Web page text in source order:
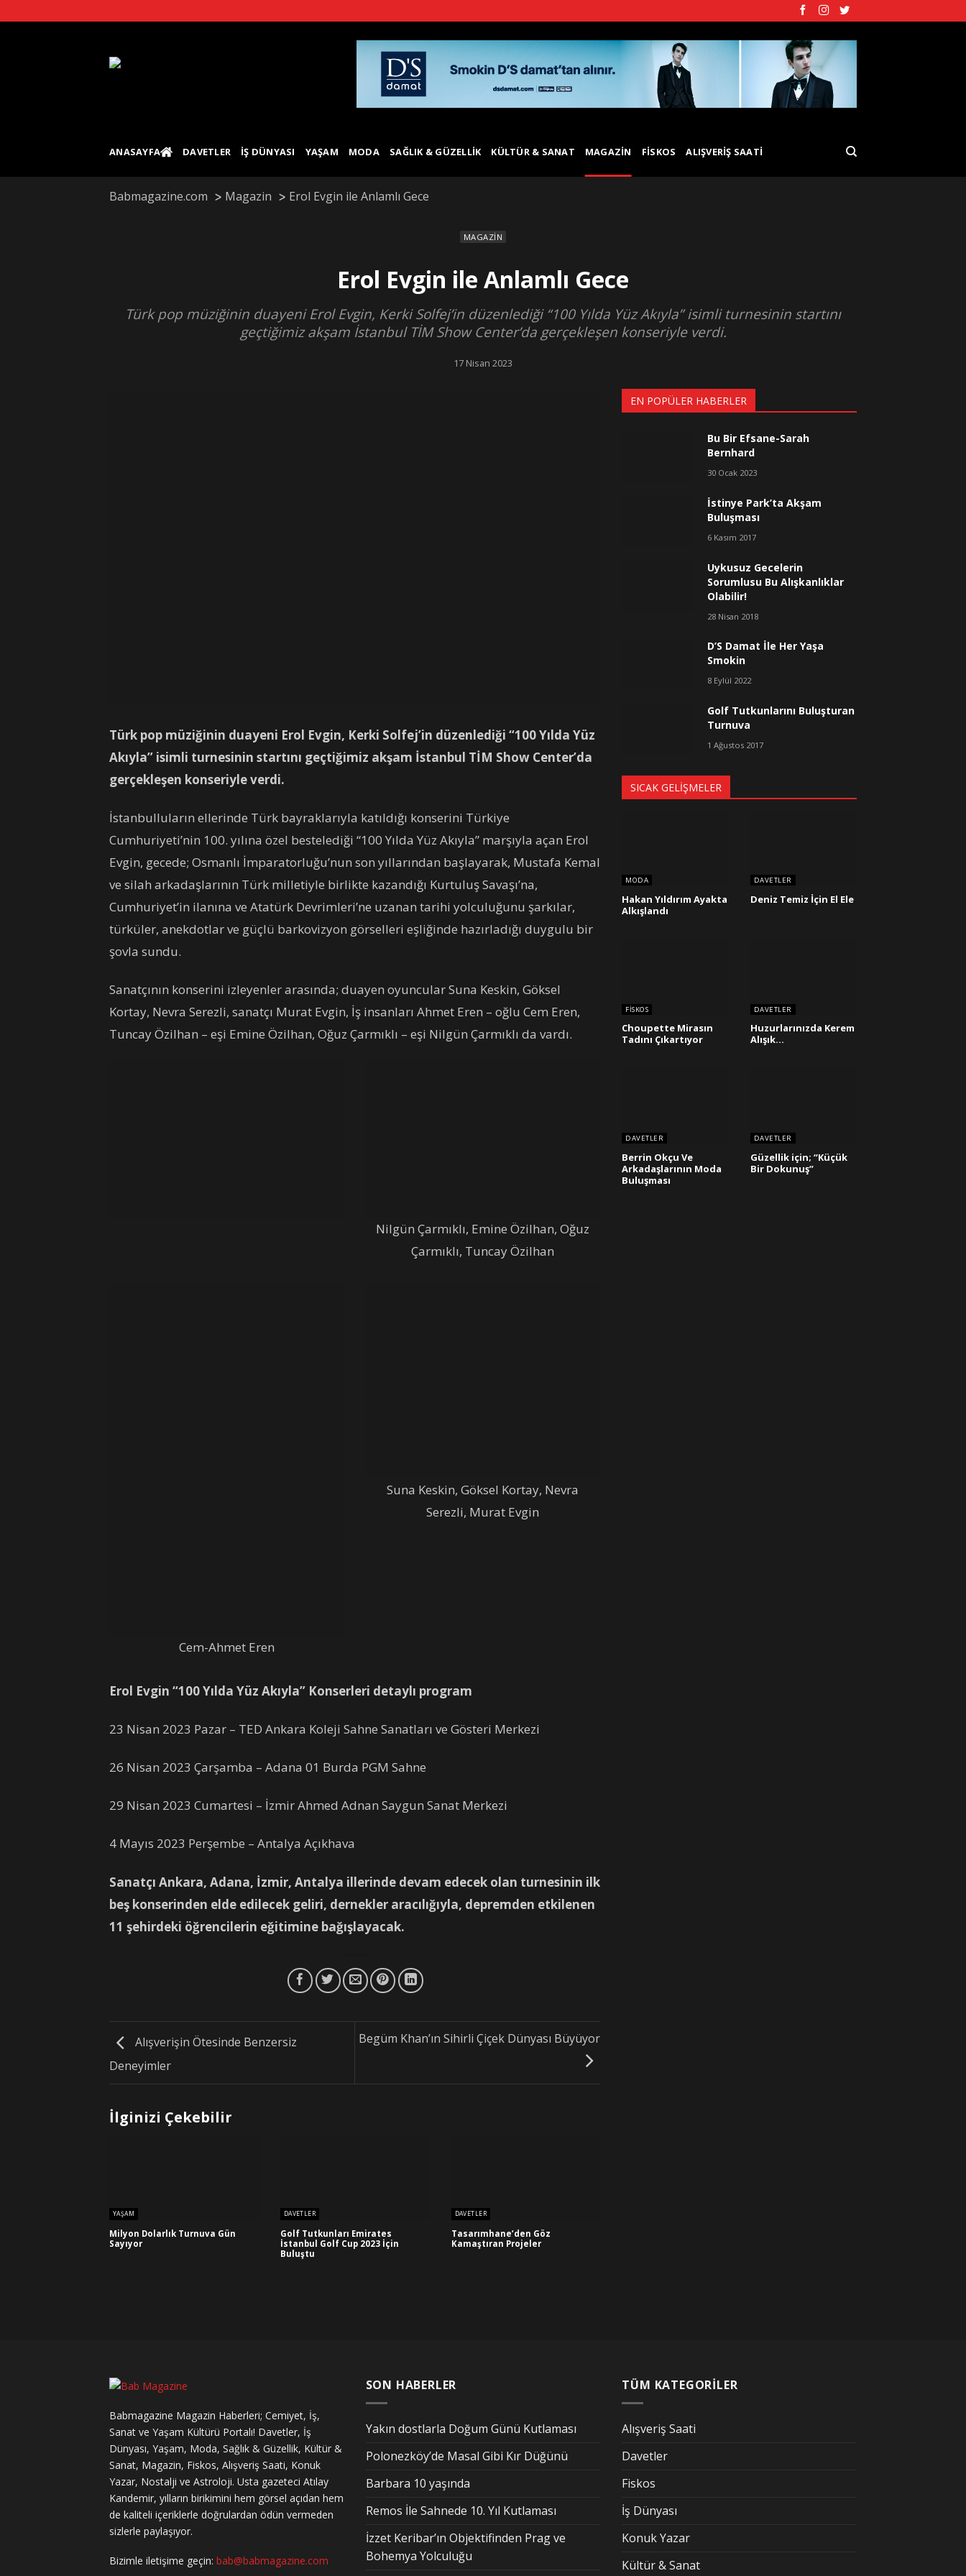
to
ANASAYFA DAVETLER İŞ DÜNYASI YAŞAM MODA SAĞLIK & GÜZELLIK KÜLTÜR & SANAT MAGAZIN FISKOS ALIŞVERIŞ SAATI
Babmagazine.com Magazin Erol Evgin ile Anlamlı Gece
MAGAZIN
Erol Evgin ile Anlamlı Gece
Türk pop müziğinin duayeni Erol Evgin, Kerki Solfej’in düzenlediği “100 Yılda Yüz Akıyla” isimli turnesinin startını
geçtiğimiz akşam İstanbul TİM Show Center’da gerçekleşen konseriyle verdi.
17 Nisan 2023
Türk pop müziğinin duayeni Erol Evgin, Kerki Solfej’in düzenlediği “100 Yılda Yüz
Akıyla” isimli turnesinin startını geçtiğimiz akşam İstanbul TİM Show Center’da
gerçekleşen konseriyle verdi.
İstanbulluların ellerinde Türk bayraklarıyla katıldığı konserini Türkiye
Cumhuriyeti’nin 100. yılına özel bestelediği “100 Yılda Yüz Akıyla” marşıyla açan Erol
Evgin, gecede; Osmanlı İmparatorluğu’nun son yıllarından başlayarak, Mustafa Kemal
ve silah arkadaşlarının Türk milletiyle birlikte kazandığı Kurtuluş Savaşı’na,
Cumhuriyet’in ilanına ve Atatürk Devrimleri’ne uzanan tarihi yolculuğunu şarkılar,
türküler, anekdotlar ve güçlü barkovizyon görselleri eşliğinde hazırladığı duygulu bir
şovla sundu.
Sanatçının konserini izleyenler arasında; duayen oyuncular Suna Keskin, Göksel
Kortay, Nevra Serezli, sanatçı Murat Evgin, İş insanları Ahmet Eren – oğlu Cem Eren,
Tuncay Özilhan – eşi Emine Özilhan, Oğuz Çarmıklı – eşi Nilgün Çarmıklı da vardı.
Nilgün Çarmıklı, Emine Özilhan, Oğuz
Çarmıklı, Tuncay Özilhan
Cem-Ahmet Eren
Suna Keskin, Göksel Kortay, Nevra
Serezli, Murat Evgin
Erol Evgin “100 Yılda Yüz Akıyla” Konserleri detaylı program
23 Nisan 2023 Pazar – TED Ankara Koleji Sahne Sanatları ve Gösteri Merkezi
26 Nisan 2023 Çarşamba – Adana 01 Burda PGM Sahne
29 Nisan 2023 Cumartesi – İzmir Ahmed Adnan Saygun Sanat Merkezi
4 Mayıs 2023 Perşembe – Antalya Açıkhava
Sanatçı Ankara, Adana, İzmir, Antalya illerinde devam edecek olan turnesinin ilk
beş konserinden elde edilecek geliri, dernekler aracılığıyla, depremden etkilenen
11 şehirdeki öğrencilerin eğitimine bağışlayacak.
Alışverişin Ötesinde Benzersiz
Deneyimler
Begüm Khan’ın Sihirli Çiçek Dünyası Büyüyor
İlginizi Çekebilir
YAŞAM
Milyon Dolarlık Turnuva Gün
Sayıyor
DAVETLER
Golf Tutkunları Emirates
İstanbul Golf Cup 2023 İçin
Buluştu
DAVETLER
Tasarımhane’den Göz
Kamaştıran Projeler
EN POPÜLER HABERLER
Bu Bir Efsane-Sarah
Bernhard
30 Ocak 2023
İstinye Park’ta Akşam
Buluşması
6 Kasım 2017
Uykusuz Gecelerin
Sorumlusu Bu Alışkanlıklar
Olabilir!
28 Nisan 2018
D’S Damat İle Her Yaşa
Smokin
8 Eylül 2022
Golf Tutkunlarını Buluşturan
Turnuva
1 Ağustos 2017
SICAK GELIŞMELER
MODA
Hakan Yıldırım Ayakta
Alkışlandı
DAVETLER
Deniz Temiz İçin El Ele
FISKOS
Choupette Mirasın
Tadını Çıkartıyor
DAVETLER
Huzurlarınızda Kerem
Alışık…
DAVETLER
Berrin Okçu Ve
Arkadaşlarının Moda
Buluşması
DAVETLER
Güzellik için; “Küçük
Bir Dokunuş”
Babmagazine Magazin Haberleri; Cemiyet, İş,
Sanat ve Yaşam Kültürü Portalı! Davetler, İş
Dünyası, Yaşam, Moda, Sağlık & Güzellik, Kültür &
Sanat, Magazin, Fiskos, Alışveriş Saati, Konuk
Yazar, Nostalji ve Astroloji. Usta gazeteci Atılay
Kandemir, yılların birikimini hem görsel açıdan hem
de kaliteli içeriklerle doğrulardan ödün vermeden
sizlerle paylaşıyor.
Bizimle iletişime geçin: bab@babmagazine.com
SON HABERLER
Yakın dostlarla Doğum Günü Kutlaması
Polonezköy’de Masal Gibi Kır Düğünü
Barbara 10 yaşında
Remos İle Sahnede 10. Yıl Kutlaması
İzzet Keribar’ın Objektifinden Prag ve
Bohemya Yolculuğu
TÜM KATEGORİLER
Alışveriş Saati
Davetler
Fiskos
İş Dünyası
Konuk Yazar
Kültür & Sanat